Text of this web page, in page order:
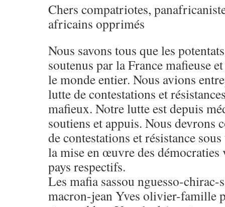
Chers compatriotes,
africains opprimés
Nous savons tous que les
soutenus par la France mafieuse
le monde entier. Nous avions
lutte de contestations et
mafieux. Notre lutte est depuis
soutiens et appuis. Nous devrons
de contestations et résistance
la mise en œuvre des démocraties
pays respectifs.
Les mafia sassou nguesso-
macron-jean Yves olivier-famille